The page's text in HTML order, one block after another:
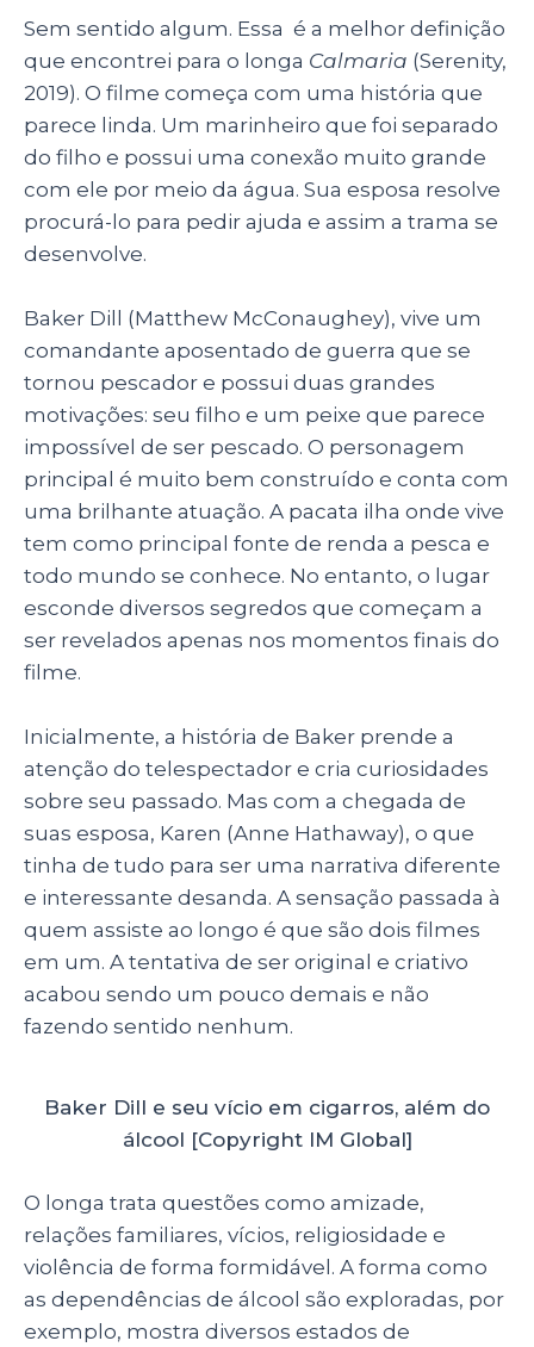
a
ts
A
p
p
c
e
b
o
o
k
k
e
dI
n
a
re
Sem sentido algum. Essa é a melhor definição
que encontrei para o longa Calmaria (Serenity,
2019). O filme começa com uma história que
parece linda. Um marinheiro que foi separado
do filho e possui uma conexão muito grande
com ele por meio da água. Sua esposa resolve
procurá-lo para pedir ajuda e assim a trama se
desenvolve.
Baker Dill (Matthew McConaughey), vive um
comandante aposentado de guerra que se
tornou pescador e possui duas grandes
motivações: seu filho e um peixe que parece
impossível de ser pescado. O personagem
principal é muito bem construído e conta com
uma brilhante atuação. A pacata ilha onde vive
tem como principal fonte de renda a pesca e
todo mundo se conhece. No entanto, o lugar
esconde diversos segredos que começam a
ser revelados apenas nos momentos finais do
filme.
Inicialmente, a história de Baker prende a
atenção do telespectador e cria curiosidades
sobre seu passado. Mas com a chegada de
suas esposa, Karen (Anne Hathaway), o que
tinha de tudo para ser uma narrativa diferente
e interessante desanda. A sensação passada à
quem assiste ao longo é que são dois filmes
em um. A tentativa de ser original e criativo
acabou sendo um pouco demais e não
fazendo sentido nenhum.
Baker Dill e seu vício em cigarros, além do
álcool [Copyright IM Global]
O longa trata questões como amizade,
relações familiares, vícios, religiosidade e
violência de forma formidável. A forma como
as dependências de álcool são exploradas, por
exemplo, mostra diversos estados de